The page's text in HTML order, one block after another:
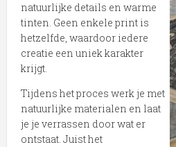
natuurlijke details en warme
tinten. Geen enkele print is
hetzelfde, waardoor iedere
creatie een uniek karakter
krijgt.
Tijdens het proces werk je met
natuurlijke materialen en laat
je je verrassen door wat er
ontstaat. Juist het